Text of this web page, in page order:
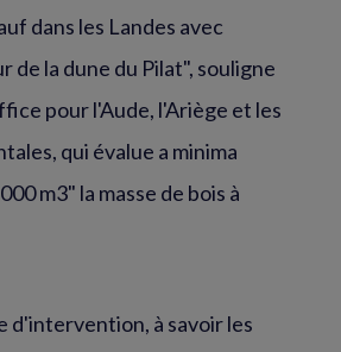
dans les Landes avec
de la dune du Pilat", souligne
pour l'Aude, l'Ariège et les
qui évalue a minima
m3" la masse de bois à
d'intervention, à savoir les